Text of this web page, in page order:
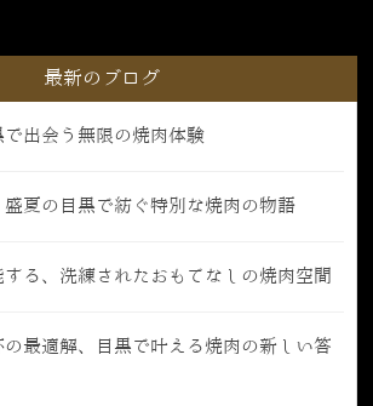
最新のブログ
出会う無限の焼肉体験
夏の目黒で紡ぐ特別な焼肉の物語
る、洗練されたおもてなしの焼肉空間
最適解、目黒で叶える焼肉の新しい答